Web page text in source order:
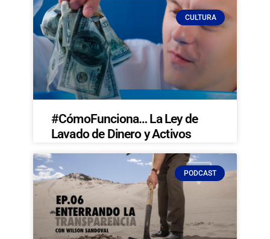
CULTURA
#CómoFunciona… La Ley de
Lavado de Dinero y Activos
PODCAST